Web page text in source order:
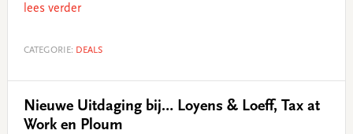
lees verder
CATEGORIE: DEALS
Nieuwe Uitdaging bij… Loyens & Loeff, Tax at
Work en Ploum